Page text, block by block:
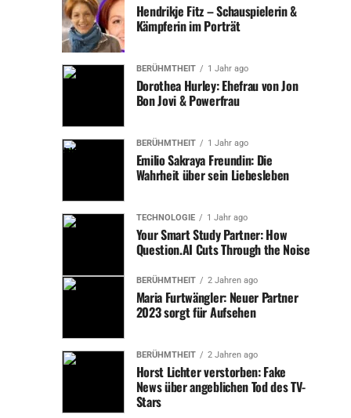
Dortmund startete die Saison mit hohen Erwartungen,
insbesondere nach dem Abgang von Jude Bellingham zu
Real Madrid, einem der besten jungen Spieler der Welt.
Die Aufgabe, das Mittelfeld ohne den englischen Jungstar
zu organisieren, fiel auf erfahrene Spieler wie Emre Can
und Neuzugänge wie Felix Nmecha. Auf der anderen
Seite war Frankfurt ebenfalls einem Umbruch unterzogen
worden, nachdem Leistungsträger wie Randal Kolo
Muani den Verein verlassen hatten. Diese Veränderungen
führten dazu, dass beide Teams neue Spielideen und -
systeme integrieren mussten, was die Ausgangslage der
Partie besonders interessant machte.
Die erste Halbzeit: Dortmund
dominiert, Frankfurt kontert
Das Spiel begann mit einem hohen Tempo, und es wurde
schnell deutlich, dass Dortmund die Kontrolle
übernehmen wollte. Trainer Edin Terzić setzte auf ein 4-
Hendrikje Fitz – Schauspielerin &
Kämpferin im Porträt
BERÜHMTHEIT 1 Jahr ago
Dorothea Hurley: Ehefrau von Jon
Bon Jovi & Powerfrau
BERÜHMTHEIT 1 Jahr ago
Emilio Sakraya Freundin: Die
Wahrheit über sein Liebesleben
TECHNOLOGIE 1 Jahr ago
Your Smart Study Partner: How
Question.AI Cuts Through the Noise
BERÜHMTHEIT 2 Jahren ago
Maria Furtwängler: Neuer Partner
2023 sorgt für Aufsehen
BERÜHMTHEIT 2 Jahren ago
Horst Lichter verstorben: Fake
News über angeblichen Tod des TV-
Stars